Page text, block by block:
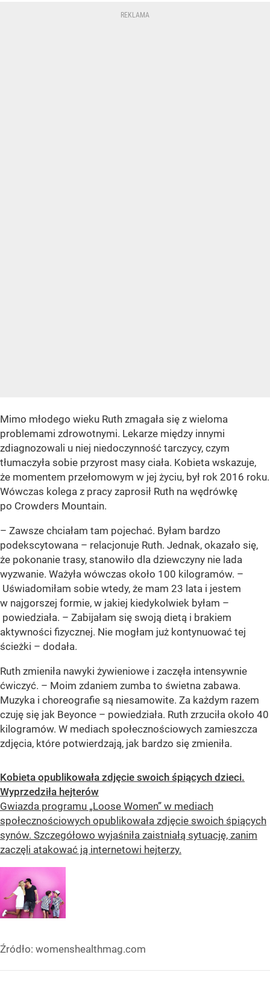
Mimo młodego wieku Ruth zmagała się z wieloma
problemami zdrowotnymi. Lekarze między innymi
zdiagnozowali u niej niedoczynność tarczycy, czym
tłumaczyła sobie przyrost masy ciała. Kobieta wskazuje,
że momentem przełomowym w jej życiu, był rok 2016 roku.
Wówczas kolega z pracy zaprosił Ruth na wędrówkę
po Crowders Mountain.
– Zawsze chciałam tam pojechać. Byłam bardzo
podekscytowana – relacjonuje Ruth. Jednak, okazało się,
że pokonanie trasy, stanowiło dla dziewczyny nie lada
wyzwanie. Ważyła wówczas około 100 kilogramów. –
Uświadomiłam sobie wtedy, że mam 23 lata i jestem
w najgorszej formie, w jakiej kiedykolwiek byłam –
powiedziała. – Zabijałam się swoją dietą i brakiem
aktywności fizycznej. Nie mogłam już kontynuować tej
ścieżki – dodała.
Ruth zmieniła nawyki żywieniowe i zaczęła intensywnie
ćwiczyć. – Moim zdaniem zumba to świetna zabawa.
Muzyka i choreografie są niesamowite. Za każdym razem
czuję się jak Beyonce – powiedziała. Ruth zrzuciła około 40
kilogramów. W mediach społecznościowych zamieszcza
zdjęcia, które potwierdzają, jak bardzo się zmieniła.
Kobieta opublikowała zdjęcie swoich śpiących dzieci.
Wyprzedziła hejterów
Gwiazda programu „Loose Women” w mediach
społecznościowych opublikowała zdjęcie swoich śpiących
synów. Szczegółowo wyjaśniła zaistniałą sytuację, zanim
zaczęli atakować ją internetowi hejterzy.
Źródło: womenshealthmag.com